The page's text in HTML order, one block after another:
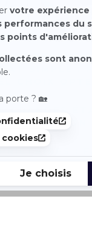
Louer
SIMPLE :
VENDRE SON
À UN AGENT
SON